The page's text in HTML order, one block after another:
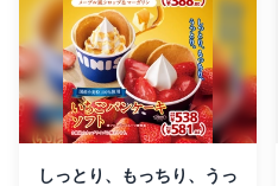
しっとり、もっちり、うっ